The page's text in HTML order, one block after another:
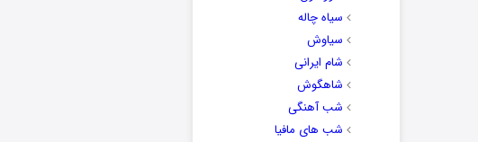
سیاه چاله
سیاوش
شام ایرانی
شاهگوش
شب آهنگی
شب های مافیا